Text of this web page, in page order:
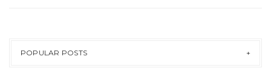
POPULAR POSTS